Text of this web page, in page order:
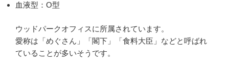
血液型：O型
ウッドパークオフィスに所属されています。
愛称は「めぐさん」「閣下」「食料大臣」などと呼ばれ
ていることが多いそうです。